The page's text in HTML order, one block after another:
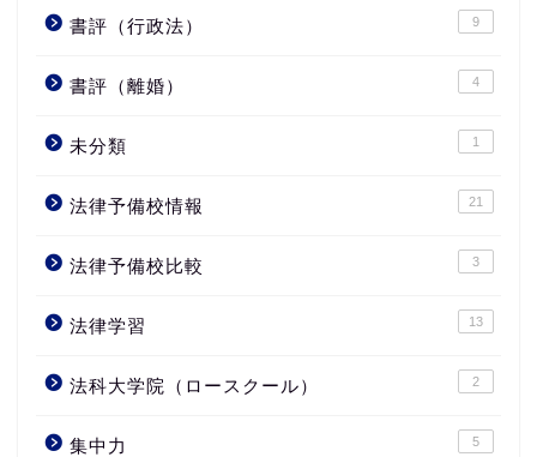
書評（行政法） 9
書評（離婚） 4
未分類 1
法律予備校情報 21
法律予備校比較 3
法律学習 13
法科大学院（ロースクール） 2
集中力 5